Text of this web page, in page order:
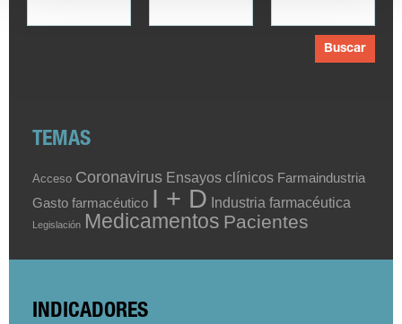
Buscar
TEMAS
Acceso Coronavirus Ensayos clínicos Farmaindustria
Gasto farmacéutico I + D Industria farmacéutica
Legislación Medicamentos Pacientes
INDICADORES